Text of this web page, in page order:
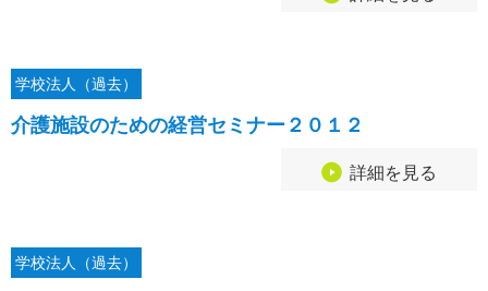
学校法人（過去）
介護施設のための経営セミナー２０１２
詳細を見る
学校法人（過去）